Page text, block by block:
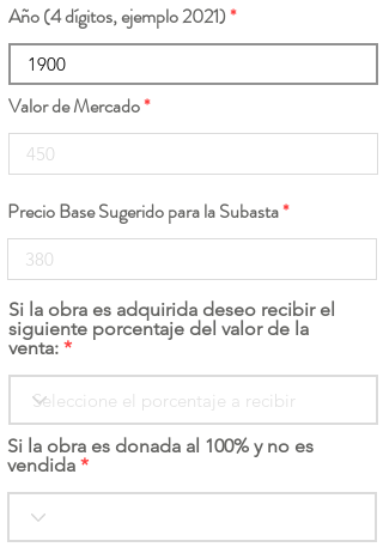
Año (4 dígitos, ejemplo 2021)
Valor de Mercado
Precio Base Sugerido para la Subasta
Si la obra es adquirida deseo recibir el
siguiente porcentaje del valor de la
venta:
Si la obra es donada al 100% y no es
vendida